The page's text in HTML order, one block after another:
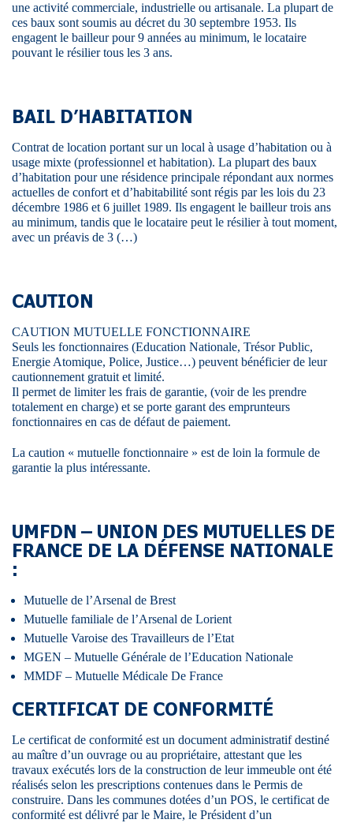
une activité commerciale, industrielle ou artisanale. La plupart de
ces baux sont soumis au décret du 30 septembre 1953. Ils
engagent le bailleur pour 9 années au minimum, le locataire
pouvant le résilier tous les 3 ans.
BAIL D’HABITATION
Contrat de location portant sur un local à usage d’habitation ou à
usage mixte (professionnel et habitation). La plupart des baux
d’habitation pour une résidence principale répondant aux normes
actuelles de confort et d’habitabilité sont régis par les lois du 23
décembre 1986 et 6 juillet 1989. Ils engagent le bailleur trois ans
au minimum, tandis que le locataire peut le résilier à tout moment,
avec un préavis de 3 (…)
CAUTION
CAUTION MUTUELLE FONCTIONNAIRE
Seuls les fonctionnaires (Education Nationale, Trésor Public,
Energie Atomique, Police, Justice…) peuvent bénéficier de leur
cautionnement gratuit et limité.
Il permet de limiter les frais de garantie, (voir de les prendre
totalement en charge) et se porte garant des emprunteurs
fonctionnaires en cas de défaut de paiement.
La caution « mutuelle fonctionnaire » est de loin la formule de
garantie la plus intéressante.
UMFDN – UNION DES MUTUELLES DE
FRANCE DE LA DÉFENSE NATIONALE
:
Mutuelle de l’Arsenal de Brest
Mutuelle familiale de l’Arsenal de Lorient
Mutuelle Varoise des Travailleurs de l’Etat
MGEN – Mutuelle Générale de l’Education Nationale
MMDF – Mutuelle Médicale De France
CERTIFICAT DE CONFORMITÉ
Le certificat de conformité est un document administratif destiné
au maître d’un ouvrage ou au propriétaire, attestant que les
travaux exécutés lors de la construction de leur immeuble ont été
réalisés selon les prescriptions contenues dans le Permis de
construire. Dans les communes dotées d’un POS, le certificat de
conformité est délivré par le Maire, le Président d’un